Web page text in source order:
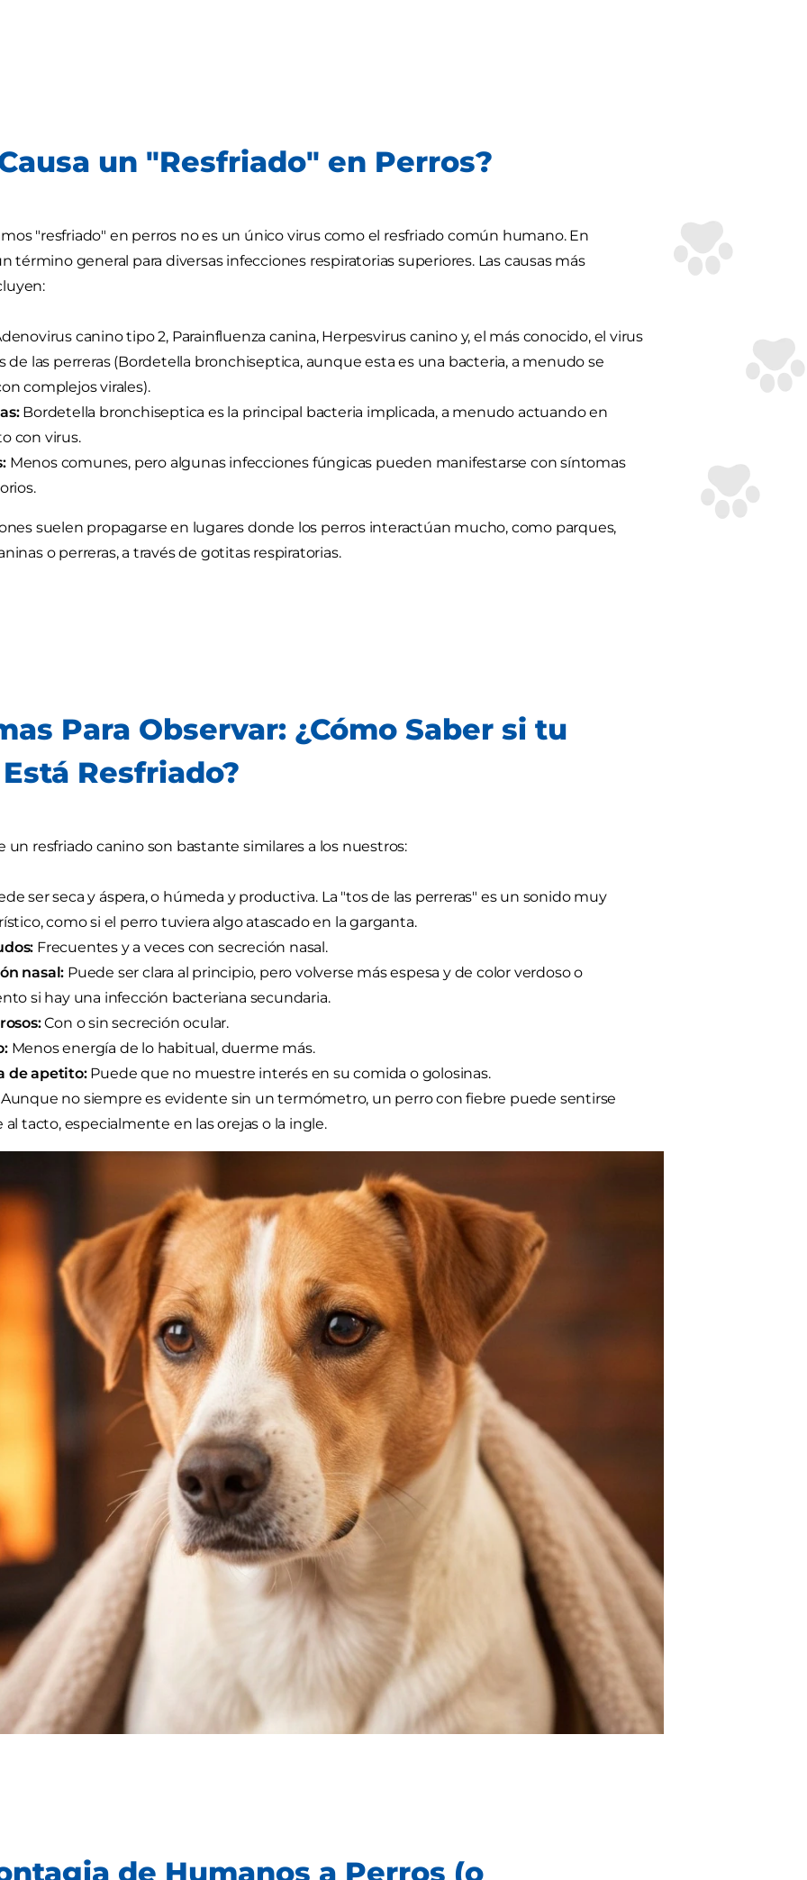
un "Resfriado" en Perros?
"resfriado" en perros no es un único virus como el resfriado común humano. En
término general para diversas infecciones respiratorias superiores. Las causas más
canino tipo 2, Parainfluenza canina, Herpesvirus canino y, el más conocido, el virus
de las perreras (Bordetella bronchiseptica, aunque esta es una bacteria, a menudo se
complejos virales).
Bordetella bronchiseptica es la principal bacteria implicada, a menudo actuando en
con virus.
Menos comunes, pero algunas infecciones fúngicas pueden manifestarse con síntomas
suelen propagarse en lugares donde los perros interactúan mucho, como parques,
o perreras, a través de gotitas respiratorias.
Para Observar: ¿Cómo Saber si tu
Resfriado?
un resfriado canino son bastante similares a los nuestros:
ser seca y áspera, o húmeda y productiva. La "tos de las perreras" es un sonido muy
como si el perro tuviera algo atascado en la garganta.
Frecuentes y a veces con secreción nasal.
nasal: Puede ser clara al principio, pero volverse más espesa y de color verdoso o
si hay una infección bacteriana secundaria.
Con o sin secreción ocular.
Menos energía de lo habitual, duerme más.
de apetito:Puede que no muestre interés en su comida o golosinas.
Aunque no siempre es evidente sin un termómetro, un perro con fiebre puede sentirse
al tacto, especialmente en las orejas o la ingle.
de Humanos a Perros (o